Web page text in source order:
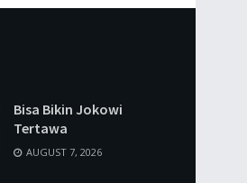
Bisa Bikin Jokowi
Tertawa
AUGUST 7, 2026